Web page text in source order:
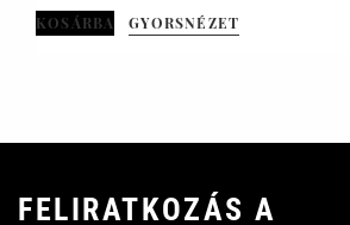
KOSÁRBA GYORSNÉZET
FELIRATKOZÁS A